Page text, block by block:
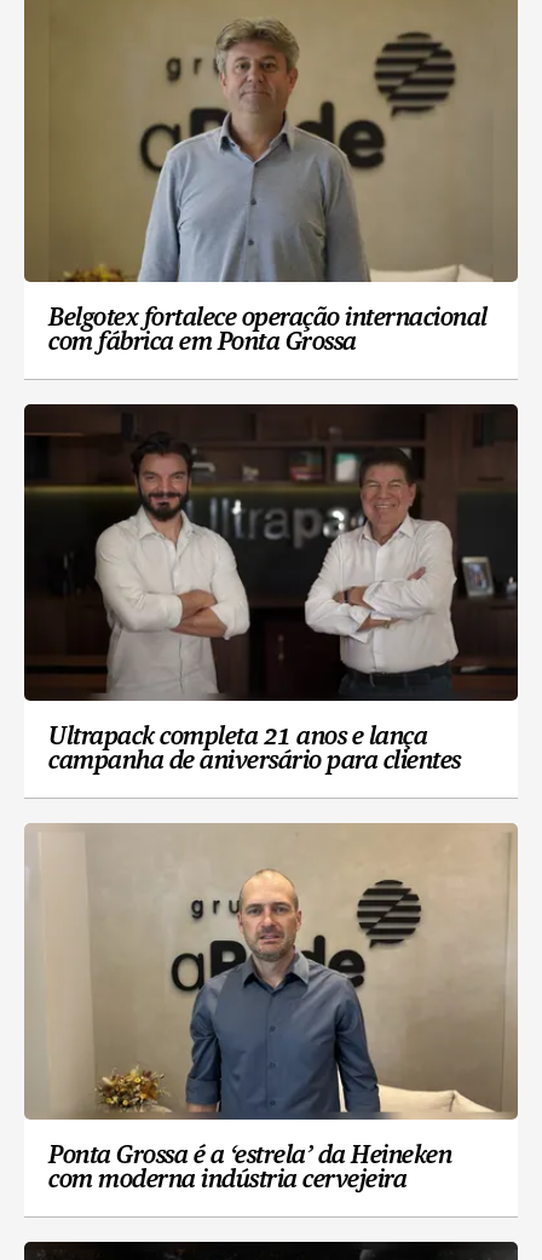
Belgotex fortalece operação internacional
com fábrica em Ponta Grossa
Ultrapack completa 21 anos e lança
campanha de aniversário para clientes
Ponta Grossa é a ‘estrela’ da Heineken
com moderna indústria cervejeira